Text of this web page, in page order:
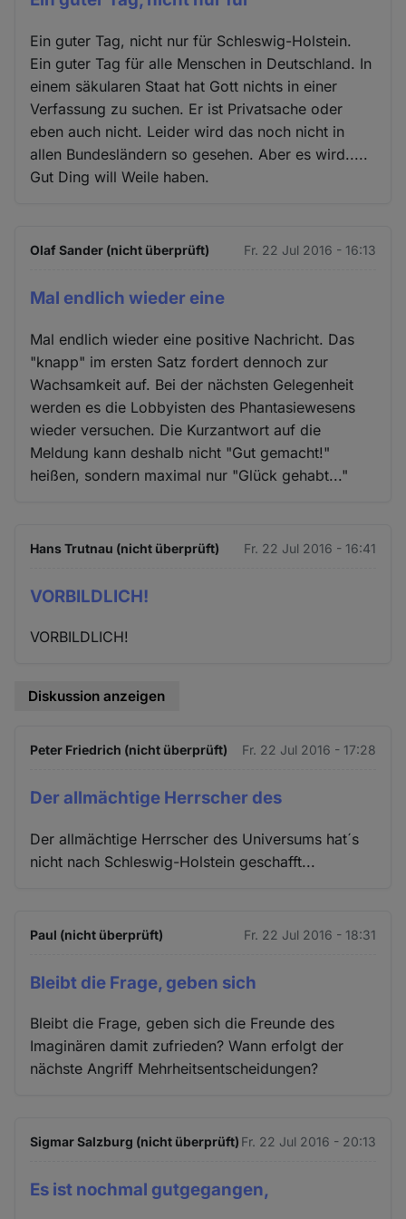
Ein guter Tag, nicht nur für Schleswig-Holstein.
Ein guter Tag für alle Menschen in Deutschland. In
einem säkularen Staat hat Gott nichts in einer
Verfassung zu suchen. Er ist Privatsache oder
eben auch nicht. Leider wird das noch nicht in
allen Bundesländern so gesehen. Aber es wird.....
Gut Ding will Weile haben.
Olaf Sander (nicht überprüft) Fr. 22 Jul 2016 - 16:13
Mal endlich wieder eine
Mal endlich wieder eine positive Nachricht. Das
"knapp" im ersten Satz fordert dennoch zur
Wachsamkeit auf. Bei der nächsten Gelegenheit
werden es die Lobbyisten des Phantasiewesens
wieder versuchen. Die Kurzantwort auf die
Meldung kann deshalb nicht "Gut gemacht!"
heißen, sondern maximal nur "Glück gehabt..."
Hans Trutnau (nicht überprüft) Fr. 22 Jul 2016 - 16:41
VORBILDLICH!
VORBILDLICH!
Diskussion anzeigen
Peter Friedrich (nicht überprüft) Fr. 22 Jul 2016 - 17:28
Der allmächtige Herrscher des
Der allmächtige Herrscher des Universums hat´s
nicht nach Schleswig-Holstein geschafft...
Paul (nicht überprüft) Fr. 22 Jul 2016 - 18:31
Bleibt die Frage, geben sich
Bleibt die Frage, geben sich die Freunde des
Imaginären damit zufrieden? Wann erfolgt der
nächste Angriff Mehrheitsentscheidungen?
Sigmar Salzburg (nicht überprüft) Fr. 22 Jul 2016 - 20:13
Es ist nochmal gutgegangen,